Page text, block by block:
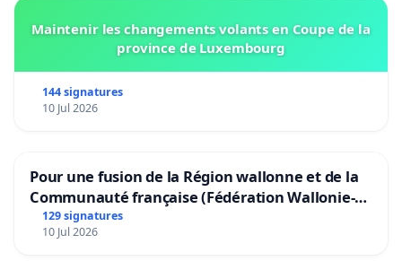
Maintenir les changements volants en Coupe de la
province de Luxembourg
144 signatures
10 Jul 2026
Pour une fusion de la Région wallonne et de la
Communauté française (Fédération Wallonie-
Bruxelles)
129 signatures
10 Jul 2026